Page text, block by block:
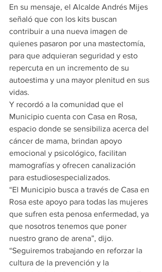
En su mensaje, el Alcalde Andrés Mijes
señaló que con los kits buscan
contribuir a una nueva imagen de
quienes pasaron por una mastectomía,
para que adquieran seguridad y esto
repercuta en un incremento de su
autoestima y una mayor plenitud en sus
vidas.
Y recordó a la comunidad que el
Municipio cuenta con Casa en Rosa,
espacio donde se sensibiliza acerca del
cáncer de mama, brindan apoyo
emocional y psicológico, facilitan
mamografías y ofrecen canalización
para estudiosespecializados.
“El Municipio busca a través de Casa en
Rosa este apoyo para todas las mujeres
que sufren esta penosa enfermedad, ya
que nosotros tenemos que poner
nuestro grano de arena”, dijo.
“Seguiremos trabajando en reforzar la
cultura de la prevención y la